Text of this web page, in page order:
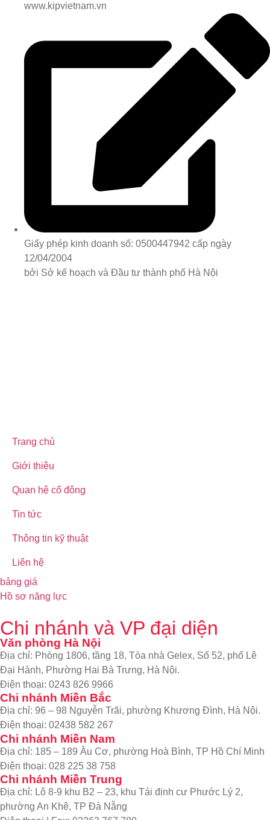
www.kipvietnam.vn
Giấy phép kinh doanh số: 0500447942 cấp ngày
12/04/2004
bởi Sở kế hoạch và Đầu tư thành phố Hà Nội
Trang chủ
Giới thiệu
Quan hệ cổ đông
Tin tức
Thông tin kỹ thuật
Liên hệ
bảng giá
Hồ sơ năng lực
Chi nhánh và VP đại diện
Văn phòng Hà Nội
Địa chỉ: Phòng 1806, tầng 18, Tòa nhà Gelex, Số 52, phố Lê
Đại Hành, Phường Hai Bà Trưng, Hà Nội.
Điện thoại: 0243 826 9966
Chi nhánh Miền Bắc
Địa chỉ: 96 – 98 Nguyễn Trãi, phường Khương Đình, Hà Nội.
Điện thoại: 02438 582 267
Chi nhánh Miền Nam
Địa chỉ: 185 – 189 Âu Cơ, phường Hoà Bình, TP Hồ Chí Minh
Điện thoại: 028 225 38 758
Chi nhánh Miền Trung
Địa chỉ: Lô 8-9 khu B2 – 23, khu Tái định cư Phước Lý 2,
phường An Khê, TP Đà Nẵng